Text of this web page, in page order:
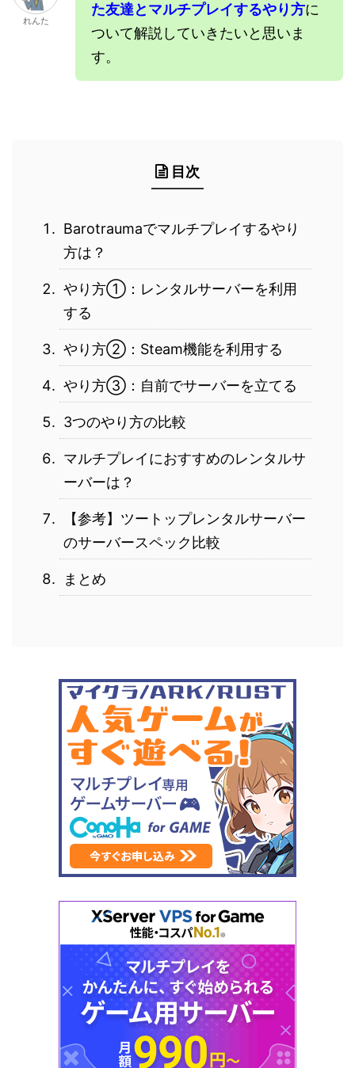
れんた
た友達とマルチプレイするやり方に
ついて解説していきたいと思いま
す。
目次
Barotraumaでマルチプレイするやり
方は？
やり方①：レンタルサーバーを利用
する
やり方②：Steam機能を利用する
やり方③：自前でサーバーを立てる
3つのやり方の比較
マルチプレイにおすすめのレンタルサ
ーバーは？
【参考】ツートップレンタルサーバー
のサーバースペック比較
まとめ